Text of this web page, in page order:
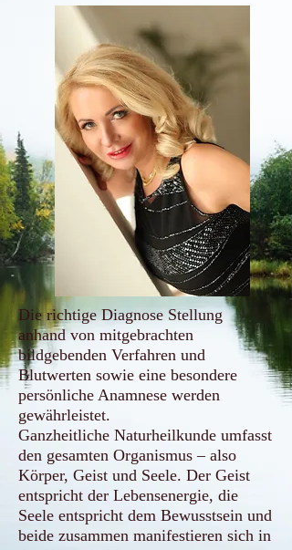
Die richtige Diagnose Stellung
anhand von mitgebrachten
bildgebenden Verfahren und
Blutwerten sowie eine besondere
persönliche Anamnese werden
gewährleistet.
Ganzheitliche Naturheilkunde umfasst
den gesamten Organismus – also
Körper, Geist und Seele. Der Geist
entspricht der Lebensenergie, die
Seele entspricht dem Bewusstsein und
beide zusammen manifestieren sich in